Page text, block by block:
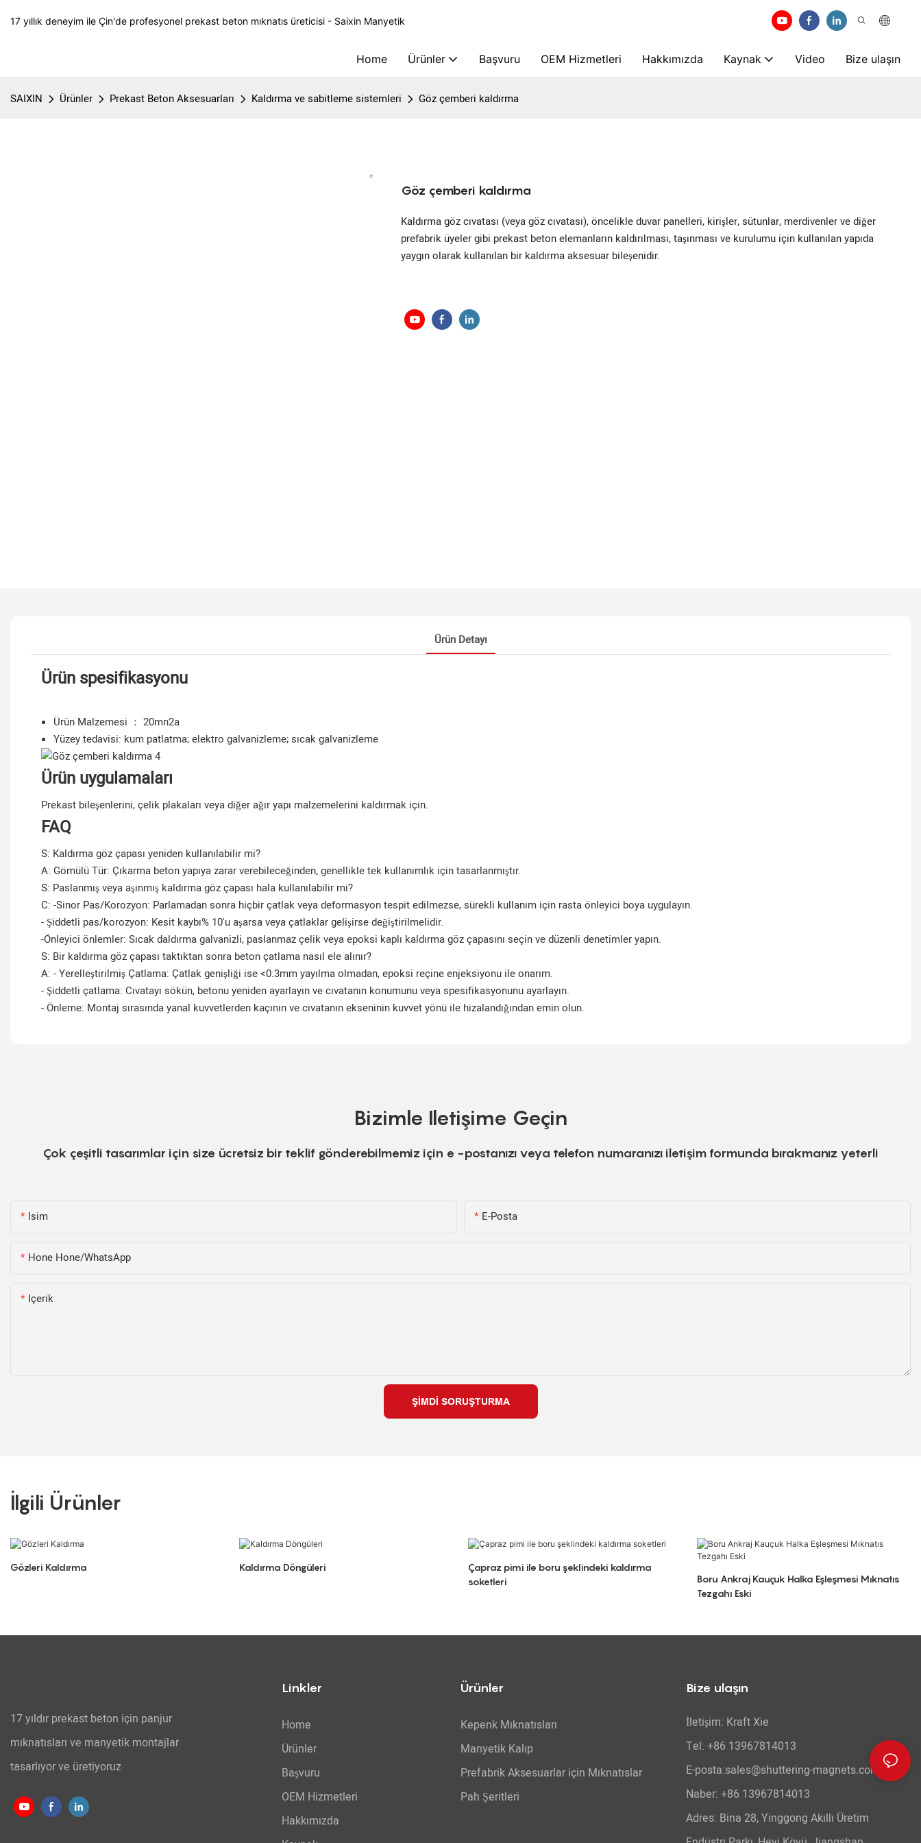
17 yıllık deneyim ile Çin'de profesyonel prekast beton mıknatıs üreticisi - Saixin Manyetik
Home Ürünler Başvuru OEM Hizmetleri Hakkımızda Kaynak Video Bize ulaşın
SAIXIN Ürünler Prekast Beton Aksesuarları Kaldırma ve sabitleme sistemleri Göz çemberi kaldırma
Göz çemberi kaldırma
Kaldırma göz cıvatası (veya göz cıvatası), öncelikle duvar panelleri, kirişler, sütunlar, merdivenler ve diğer
prefabrik üyeler gibi prekast beton elemanların kaldırılması, taşınması ve kurulumu için kullanılan yapıda
yaygın olarak kullanılan bir kaldırma aksesuar bileşenidir.
Ürün Detayı
Ürün spesifikasyonu
Ürün Malzemesi ： 20mn2a
Yüzey tedavisi: kum patlatma; elektro galvanizleme; sıcak galvanizleme
Ürün uygulamaları
Prekast bileşenlerini, çelik plakaları veya diğer ağır yapı malzemelerini kaldırmak için.
FAQ
S: Kaldırma göz çapası yeniden kullanılabilir mi?
A: Gömülü Tür: Çıkarma beton yapıya zarar verebileceğinden, genellikle tek kullanımlık için tasarlanmıştır.
S: Paslanmış veya aşınmış kaldırma göz çapası hala kullanılabilir mi?
C: -Sinor Pas/Korozyon: Parlamadan sonra hiçbir çatlak veya deformasyon tespit edilmezse, sürekli kullanım için rasta önleyici boya uygulayın.
- Şiddetli pas/korozyon: Kesit kaybı% 10'u aşarsa veya çatlaklar gelişirse değiştirilmelidir.
-Önleyici önlemler: Sıcak daldırma galvanizli, paslanmaz çelik veya epoksi kaplı kaldırma göz çapasını seçin ve düzenli denetimler yapın.
S: Bir kaldırma göz çapası taktıktan sonra beton çatlama nasıl ele alınır?
A: - Yerelleştirilmiş Çatlama: Çatlak genişliği ise <0.3mm yayılma olmadan, epoksi reçine enjeksiyonu ile onarım.
- Şiddetli çatlama: Cıvatayı sökün, betonu yeniden ayarlayın ve cıvatanın konumunu veya spesifikasyonunu ayarlayın.
- Önleme: Montaj sırasında yanal kuvvetlerden kaçının ve cıvatanın ekseninin kuvvet yönü ile hizalandığından emin olun.
Bizimle Iletişime Geçin
Çok çeşitli tasarımlar için size ücretsiz bir teklif gönderebilmemiz için e -postanızı veya telefon numaranızı iletişim formunda bırakmanız yeterli
Isim E-Posta
Hone Hone/WhatsApp
Içerik
ŞIMDI SORUŞTURMA
İlgili Ürünler
Gözleri Kaldırma Kaldırma Döngüleri
Çapraz pimi ile boru şeklindeki kaldırma
soketleri
Boru Ankraj Kauçuk Halka Eşleşmesi Mıknatıs
Tezgahı Eski
17 yıldır prekast beton için panjur
mıknatısları ve manyetik montajlar
tasarlıyor ve üretiyoruz
Linkler
Home
Ürünler
Başvuru
OEM Hizmetleri
Hakkımızda
Ürünler
Kepenk Mıknatısları
Manyetik Kalıp
Prefabrik Aksesuarlar için Mıknatıslar
Pah Şeritleri
Bize ulaşın
İletişim: Kraft Xie
Tel: +86 13967814013
E-posta:sales@shuttering-magnets.com
Naber: +86 13967814013
Adres: Bina 28, Yinggong Akıllı Üretim